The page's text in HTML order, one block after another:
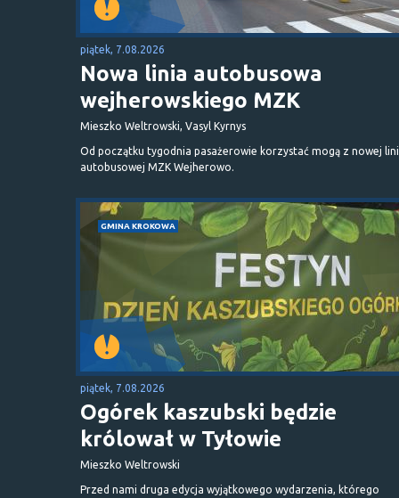
piątek, 7.08.2026
Nowa linia autobusowa
wejherowskiego MZK
Mieszko Weltrowski, Vasyl Kyrnys
Od początku tygodnia pasażerowie korzystać mogą z nowej
autobusowej MZK Wejherowo.
GMINA KROKOWA
piątek, 7.08.2026
Ogórek kaszubski będzie
królował w Tyłowie
Mieszko Weltrowski
Przed nami druga edycja wyjątkowego wydarzenia, którego